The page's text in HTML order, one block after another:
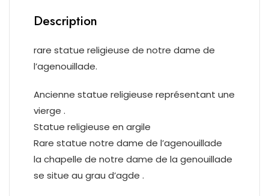
Description
rare statue religieuse de notre dame de
l’agenouillade.
Ancienne statue religieuse représentant une
vierge .
Statue religieuse en argile
Rare statue notre dame de l’agenouillade
la chapelle de notre dame de la genouillade
se situe au grau d’agde .